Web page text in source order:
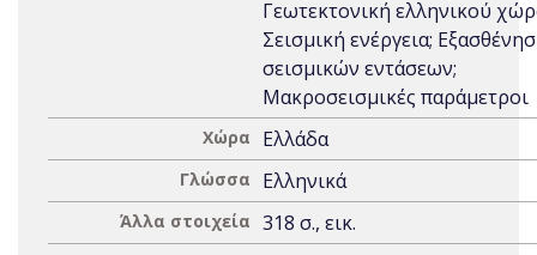
Γεωτεκτονική ελληνικού
Σεισμική ενέργεια;
σεισμικών εντάσεων;
Μακροσεισμικές παράμετροι
Χώρα Ελλάδα
Γλώσσα Ελληνικά
Άλλα στοιχεία 318 σ., εικ.